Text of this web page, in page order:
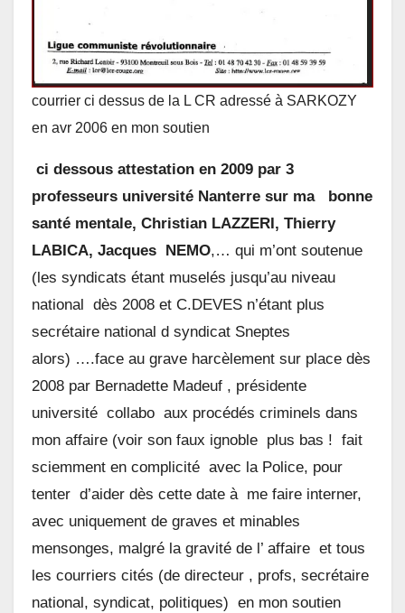
courrier ci dessus de la L CR adressé à SARKOZY
en avr 2006 en mon soutien
ci dessous attestation en 2009 par 3
professeurs université Nanterre sur ma bonne
santé mentale, Christian LAZZERI, Thierry
LABICA, Jacques NEMO,… qui m’ont soutenue
(les syndicats étant muselés jusqu’au niveau
national dès 2008 et C.DEVES n’étant plus
secrétaire national d syndicat Sneptes
alors) ….face au grave harcèlement sur place dès
2008 par Bernadette Madeuf , présidente
université collabo aux procédés criminels dans
mon affaire (voir son faux ignoble plus bas ! fait
sciemment en complicité avec la Police, pour
tenter d’aider dès cette date à me faire interner,
avec uniquement de graves et minables
mensonges, malgré la gravité de l’ affaire et tous
les courriers cités (de directeur , profs, secrétaire
national, syndicat, politiques) en mon soutien